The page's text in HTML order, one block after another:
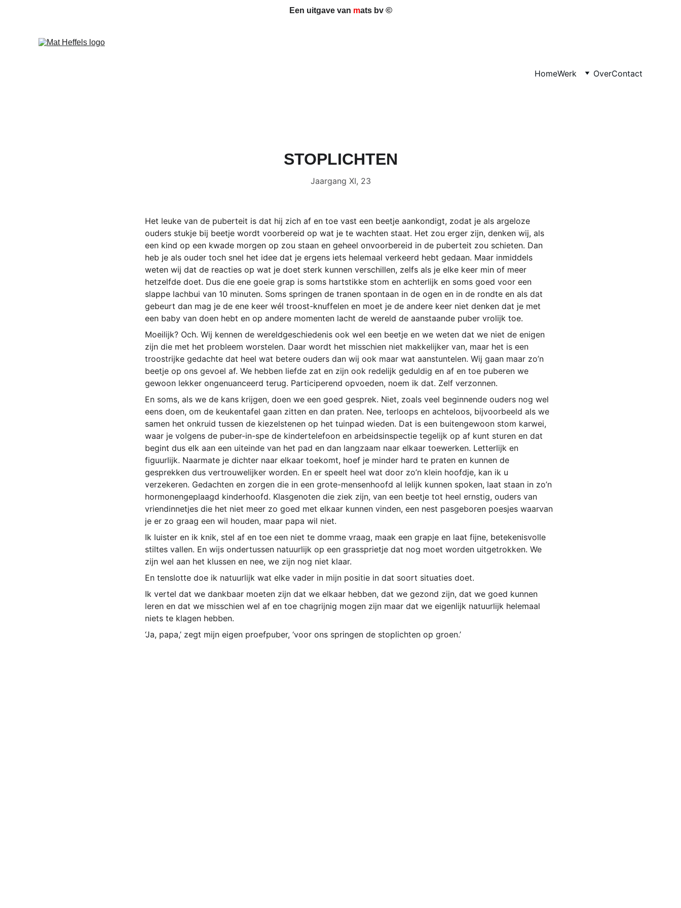
Een uitgave van mats bv ©
HomeWerk OverContact
STOPLICHTEN
Jaargang XI, 23
Het leuke van de puberteit is dat hij zich af en toe vast een beetje aankondigt, zodat je als argeloze
ouders stukje bij beetje wordt voorbereid op wat je te wachten staat. Het zou erger zijn, denken wij, als
een kind op een kwade morgen op zou staan en geheel onvoorbereid in de puberteit zou schieten. Dan
heb je als ouder toch snel het idee dat je ergens iets helemaal verkeerd hebt gedaan. Maar inmiddels
weten wij dat de reacties op wat je doet sterk kunnen verschillen, zelfs als je elke keer min of meer
hetzelfde doet. Dus die ene goeie grap is soms hartstikke stom en achterlijk en soms goed voor een
slappe lachbui van 10 minuten. Soms springen de tranen spontaan in de ogen en in de rondte en als dat
gebeurt dan mag je de ene keer wél troost-knuffelen en moet je de andere keer niet denken dat je met
een baby van doen hebt en op andere momenten lacht de wereld de aanstaande puber vrolijk toe.
Moeilijk? Och. Wij kennen de wereldgeschiedenis ook wel een beetje en we weten dat we niet de enigen
zijn die met het probleem worstelen. Daar wordt het misschien niet makkelijker van, maar het is een
troostrijke gedachte dat heel wat betere ouders dan wij ook maar wat aanstuntelen. Wij gaan maar zo’n
beetje op ons gevoel af. We hebben liefde zat en zijn ook redelijk geduldig en af en toe puberen we
gewoon lekker ongenuanceerd terug. Participerend opvoeden, noem ik dat. Zelf verzonnen.
En soms, als we de kans krijgen, doen we een goed gesprek. Niet, zoals veel beginnende ouders nog wel
eens doen, om de keukentafel gaan zitten en dan praten. Nee, terloops en achteloos, bijvoorbeeld als we
samen het onkruid tussen de kiezelstenen op het tuinpad wieden. Dat is een buitengewoon stom karwei,
waar je volgens de puber-in-spe de kindertelefoon en arbeidsinspectie tegelijk op af kunt sturen en dat
begint dus elk aan een uiteinde van het pad en dan langzaam naar elkaar toewerken. Letterlijk en
figuurlijk. Naarmate je dichter naar elkaar toekomt, hoef je minder hard te praten en kunnen de
gesprekken dus vertrouwelijker worden. En er speelt heel wat door zo’n klein hoofdje, kan ik u
verzekeren. Gedachten en zorgen die in een grote-mensenhoofd al lelijk kunnen spoken, laat staan in zo’n
hormonengeplaagd kinderhoofd. Klasgenoten die ziek zijn, van een beetje tot heel ernstig, ouders van
vriendinnetjes die het niet meer zo goed met elkaar kunnen vinden, een nest pasgeboren poesjes waarvan
je er zo graag een wil houden, maar papa wil niet.
Ik luister en ik knik, stel af en toe een niet te domme vraag, maak een grapje en laat fijne, betekenisvolle
stiltes vallen. En wijs ondertussen natuurlijk op een grassprietje dat nog moet worden uitgetrokken. We
zijn wel aan het klussen en nee, we zijn nog niet klaar.
En tenslotte doe ik natuurlijk wat elke vader in mijn positie in dat soort situaties doet.
Ik vertel dat we dankbaar moeten zijn dat we elkaar hebben, dat we gezond zijn, dat we goed kunnen
leren en dat we misschien wel af en toe chagrijnig mogen zijn maar dat we eigenlijk natuurlijk helemaal
niets te klagen hebben.
‘Ja, papa,’ zegt mijn eigen proefpuber, ‘voor ons springen de stoplichten op groen.’